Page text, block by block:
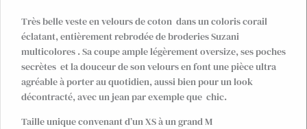
Très belle veste en velours de coton dans un coloris corail
éclatant, entièrement rebrodée de broderies Suzani
multicolores . Sa coupe ample légèrement oversize, ses poches
secrètes et la douceur de son velours en font une pièce ultra
agréable à porter au quotidien, aussi bien pour un look
décontracté, avec un jean par exemple que chic.
Taille unique convenant d’un XS à un grand M